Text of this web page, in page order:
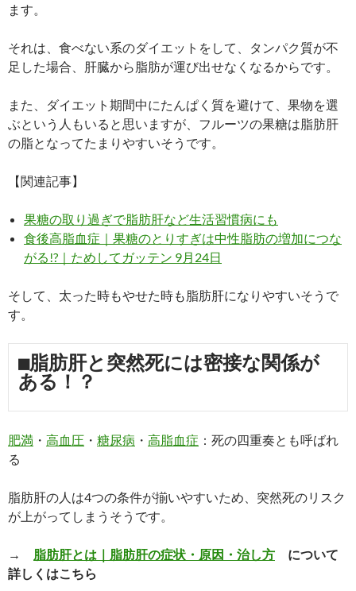
ます。
それは、食べない系のダイエットをして、タンパク質が不
足した場合、肝臓から脂肪が運び出せなくなるからです。
また、ダイエット期間中にたんぱく質を避けて、果物を選
ぶという人もいると思いますが、フルーツの果糖は脂肪肝
の脂となってたまりやすいそうです。
【関連記事】
果糖の取り過ぎで脂肪肝など生活習慣病にも
食後高脂血症｜果糖のとりすぎは中性脂肪の増加につな
がる!?｜ためしてガッテン 9月24日
そして、太った時もやせた時も脂肪肝になりやすいそうで
す。
■脂肪肝と突然死には密接な関係が
ある！？
肥満 ・ 高血圧 ・ 糖尿病 ・ 高脂血症 ：死の四重奏とも呼ばれ
る
脂肪肝の人は4つの条件が揃いやすいため、突然死のリスク
が上がってしまうそうです。
→ 脂肪肝とは｜脂肪肝の症状・原因・治し方 について
詳しくはこちら